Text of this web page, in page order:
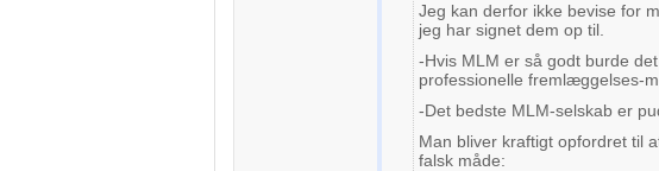
Jeg kan derfor ikke bevise for
jeg har signet dem op til.
-Hvis MLM er så godt burde
professionelle fremlæggelses-
-Det bedste MLM-selskab er
Man bliver kraftigt opfordret til
falsk måde: